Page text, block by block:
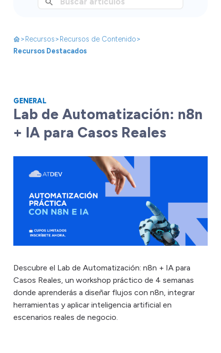
> Recursos> Recursos de Contenido>
Recursos Destacados
GENERAL
Lab de Automatización: n8n
+ IA para Casos Reales
Descubre el Lab de Automatización: n8n + IA para
Casos Reales, un workshop práctico de 4 semanas
donde aprenderás a diseñar flujos con n8n, integrar
herramientas y aplicar inteligencia artificial en
escenarios reales de negocio.